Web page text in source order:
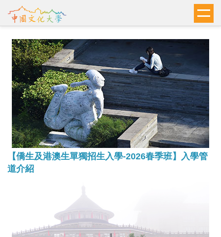
到
要
內
容
區
【僑生及港澳生單獨招生入學-2026春季班】入學管
道介紹